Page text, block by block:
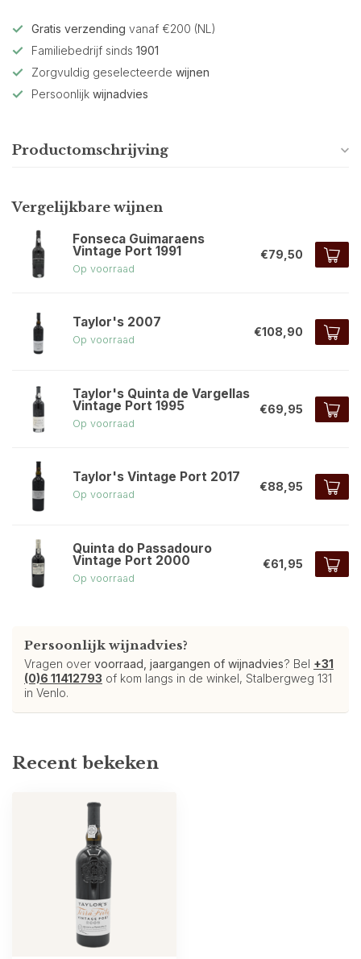
Gratis verzending vanaf €200 (NL)
Familiebedrijf sinds 1901
Zorgvuldig geselecteerde wijnen
Persoonlijk wijnadvies
Productomschrijving
Vergelijkbare wijnen
Fonseca Guimaraens
Vintage Port 1991
Op voorraad
€79,50
Taylor's 2007
Op voorraad
€108,90
Taylor's Quinta de Vargellas
Vintage Port 1995
Op voorraad
€69,95
Taylor's Vintage Port 2017
Op voorraad
€88,95
Quinta do Passadouro
Vintage Port 2000
Op voorraad
€61,95
Persoonlijk wijnadvies?
Vragen over voorraad, jaargangen of wijnadvies? Bel +31
(0)6 11412793 of kom langs in de winkel, Stalbergweg 131
in Venlo.
Recent bekeken